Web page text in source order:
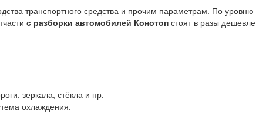
транспортного средства и прочим параметрам. По уровню
с разборки автомобилей Конотоп стоят в разы дешевле
зеркала, стёкла и пр.
охлаждения.